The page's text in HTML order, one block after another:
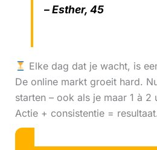
– Esther, 45
Elke dag dat je wacht, is
De online markt groeit hard.
starten – ook als je maar 1 à 2
Actie + consistentie =